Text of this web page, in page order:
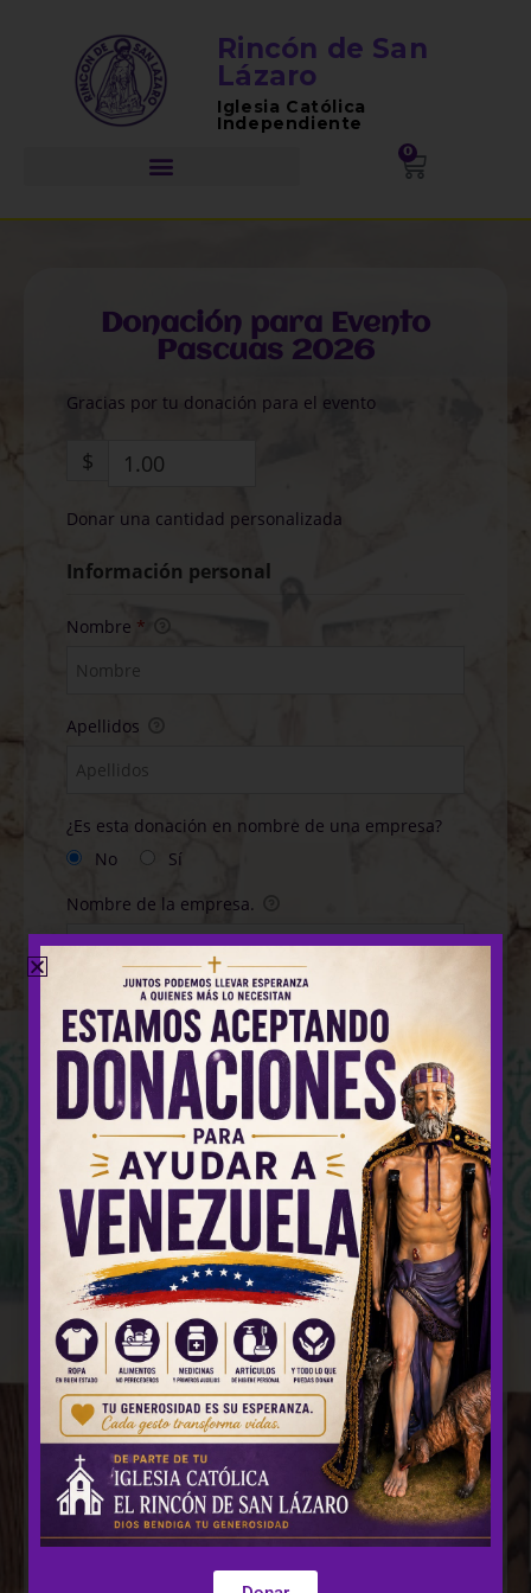
Rincón de San
Lázaro
Iglesia Católica
Independiente
0
Donación para Evento
Pascuas 2026
Gracias por tu donación para el evento
$
Donar una cantidad personalizada
Información personal
Nombre *
Apellidos
¿Es esta donación en nombre de una empresa?
No
Sí
Nombre de la empresa.
Dirección de correo electrónico
Comentario
Crear una cuenta
Dona rápidamente y de forma segura con Stripe
Cómo funciona:Después de que hagas clic en el
botón «Donar ahora», se abrirá una ventana de